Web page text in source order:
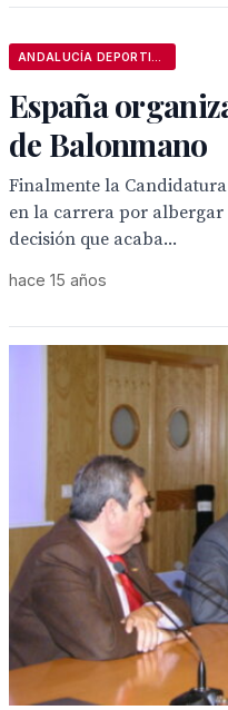
España
de Balonmano
Finalmente la Candidatura
en la carrera por albergar
decisión que acaba...
hace 15 años